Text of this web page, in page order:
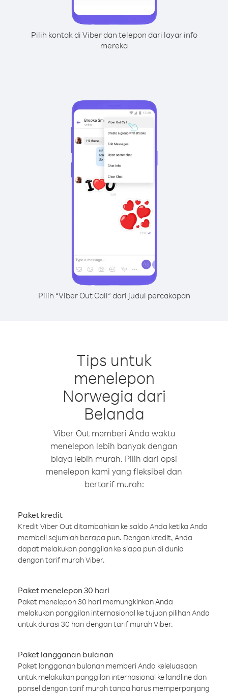
Pilih kontak di Viber dan telepon dari layar info
mereka
Pilih “Viber Out Call” dari judul percakapan
Tips untuk
menelepon
Norwegia dari
Belanda
Viber Out memberi Anda waktu
menelepon lebih banyak dengan
biaya lebih murah. Pilih dari opsi
menelepon kami yang fleksibel dan
bertarif murah:
Paket kredit
Kredit Viber Out ditambahkan ke saldo Anda ketika Anda
membeli sejumlah berapa pun. Dengan kredit, Anda
dapat melakukan panggilan ke siapa pun di dunia
dengan tarif murah Viber.
Paket menelepon 30 hari
Paket menelepon 30 hari memungkinkan Anda
melakukan panggilan internasional ke tujuan pilihan Anda
untuk durasi 30 hari dengan tarif murah Viber.
Paket langganan bulanan
Paket langganan bulanan memberi Anda keleluasaan
untuk melakukan panggilan internasional ke landline dan
ponsel dengan tarif murah tanpa harus memperpanjang